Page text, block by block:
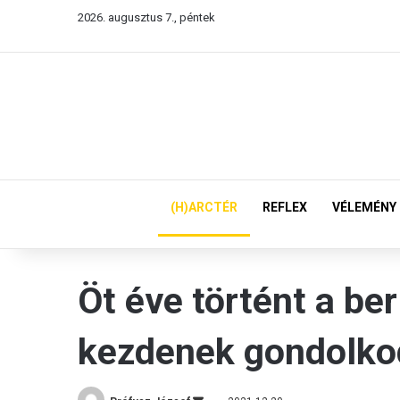
2026. augusztus 7., péntek
(H)ARCTÉR REFLEX VÉLEMÉNY
Öt éve történt a
kezdenek